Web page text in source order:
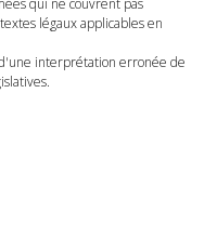
qui ne couvrent pas
légaux applicables en
interprétation erronée de